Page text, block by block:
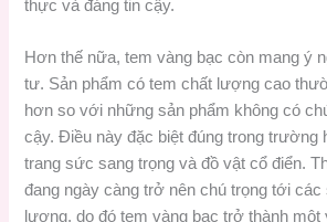
thực và đáng tin cậy.
Hơn thế nữa, tem vàng bạc còn mang ý
tư. Sản phẩm có tem chất lượng cao
hơn so với những sản phẩm không có
cậy. Điều này đặc biệt đúng trong trường
trang sức sang trọng và đồ vật cổ điển.
đang ngày càng trở nên chú trọng tới các
lượng, do đó tem vàng bạc trở thành một